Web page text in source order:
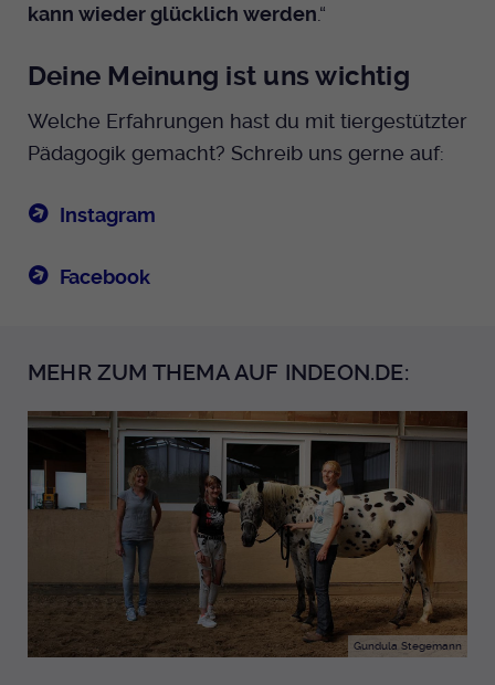
kann wieder glücklich werden.“
Deine Meinung ist uns wichtig
Welche Erfahrungen hast du mit tiergestützter
Pädagogik gemacht? Schreib uns gerne auf:
Instagram
Facebook
MEHR ZUM THEMA AUF INDEON.DE:
Gundula Stegemann